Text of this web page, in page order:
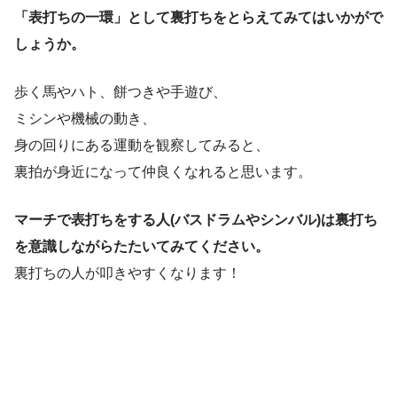
「表打ちの一環」として裏打ちをとらえてみてはいかがで
しょうか。
歩く馬やハト、餅つきや手遊び、
ミシンや機械の動き、
身の回りにある運動を観察してみると、
裏拍が身近になって仲良くなれると思います。
マーチで表打ちをする人(バスドラムやシンバル)は裏打ち
を意識しながらたたいてみてください。
裏打ちの人が叩きやすくなります！